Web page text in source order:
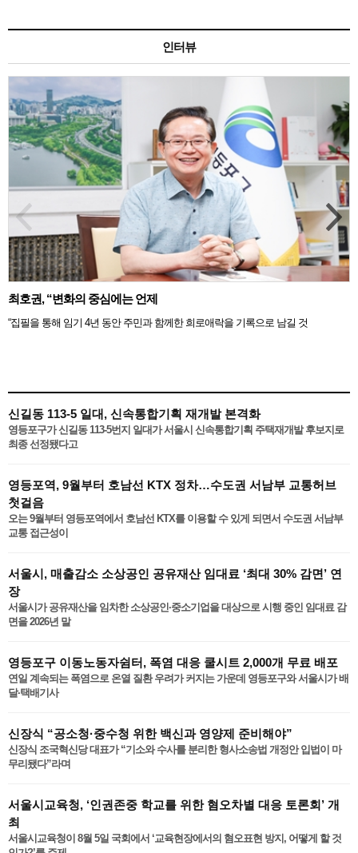
인터뷰
최호권, “변화의 중심에는 언제
“집필을 통해 임기 4년 동안 주민과 함께한 희로애락을 기록으로 남길 것
신길동 113-5 일대, 신속통합기획 재개발 본격화
영등포구가 신길동 113-5번지 일대가 서울시 신속통합기획 주택재개발 후보지로
최종 선정됐다고
영등포역, 9월부터 호남선 KTX 정차…수도권 서남부 교통허브
첫걸음
오는 9월부터 영등포역에서 호남선 KTX를 이용할 수 있게 되면서 수도권 서남부
교통 접근성이
서울시, 매출감소 소상공인 공유재산 임대료 ‘최대 30% 감면’ 연
장
서울시가 공유재산을 임차한 소상공인·중소기업을 대상으로 시행 중인 임대료 감
면을 2026년 말
영등포구 이동노동자쉼터, 폭염 대응 쿨시트 2,000개 무료 배포
연일 계속되는 폭염으로 온열 질환 우려가 커지는 가운데 영등포구와 서울시가 배
달·택배기사
신장식 “공소청·중수청 위한 백신과 영양제 준비해야”
신장식 조국혁신당 대표가 “기소와 수사를 분리한 형사소송법 개정안 입법이 마
무리됐다”라며
서울시교육청, ‘인권존중 학교를 위한 혐오차별 대응 토론회’ 개
최
서울시교육청이 8월 5일 국회에서 ‘교육현장에서의 혐오표현 방지, 어떻게 할 것